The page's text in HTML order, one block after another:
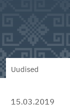
Uudised
15.03.2019